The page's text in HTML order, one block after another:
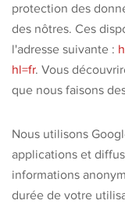
protection des
des nôtres. Ces
l'adresse suivante :
hl=fr. Vous
que nous faisons
Nous utilisons
applications et
informations
durée de votre